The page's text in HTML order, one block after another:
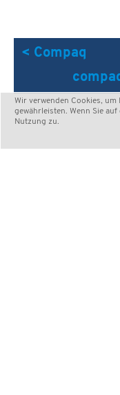
< Compaq
Wir verwenden Cookies,
gewährleisten. Wenn Sie
Nutzung zu.